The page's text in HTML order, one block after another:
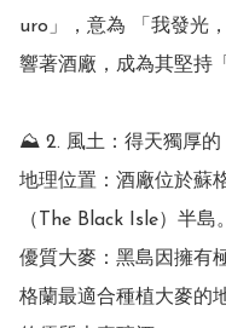
uro」，意為 「我發光
響著酒廠，成為其堅持
⛰️ 2. 風土：得天獨厚的
地理位置：酒廠位於蘇
（The Black Isle）半島。
優質大麥：黑島因擁有
格蘭最適合種植大麥的